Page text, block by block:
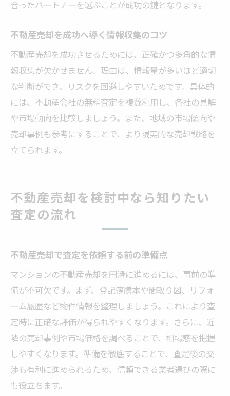
安心できる不動産売却査定の選び方
後悔しない不動産売却の決め手を押さえる
🏠 かんたん無料査定
※しつこい営業は一切ありません※ご入力いた
だいた情報は査定以外には使用いたしません
合ったパートナーを選ぶことが成功の鍵となります。
不動産売却を成功へ導く情報収集のコツ
不動産売却を成功させるためには、正確かつ多角的な情
報収集が欠かせません。理由は、情報量が多いほど適切
な判断ができ、リスクを回避しやすいためです。具体的
には、不動産会社の無料査定を複数利用し、各社の見解
や市場動向を比較しましょう。また、地域の市場傾向や
売却事例も参考にすることで、より現実的な売却戦略を
立てられます。
不動産売却を検討中なら知りたい
査定の流れ
不動産売却で査定を依頼する前の準備点
マンションの不動産売却を円滑に進めるには、事前の準
備が不可欠です。まず、登記簿謄本や間取り図、リフォ
ーム履歴など物件情報を整理しましょう。これにより査
定時に正確な評価が得られやすくなります。さらに、近
隣の売却事例や市場価格を調べることで、相場感を把握
しやすくなります。準備を徹底することで、査定後の交
渉も有利に進められるため、信頼できる業者選びの際に
も役立ちます。